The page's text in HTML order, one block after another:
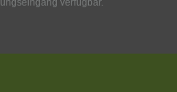
verfügbar.